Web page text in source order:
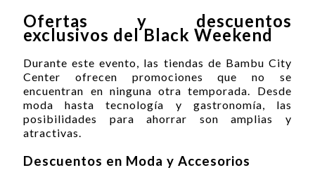
Ofertas y descuentos
exclusivos del Black Weekend
Durante este evento, las tiendas de Bambu City
Center ofrecen promociones que no se
encuentran en ninguna otra temporada. Desde
moda hasta tecnología y gastronomía, las
posibilidades para ahorrar son amplias y
atractivas.
Descuentos en Moda y Accesorios